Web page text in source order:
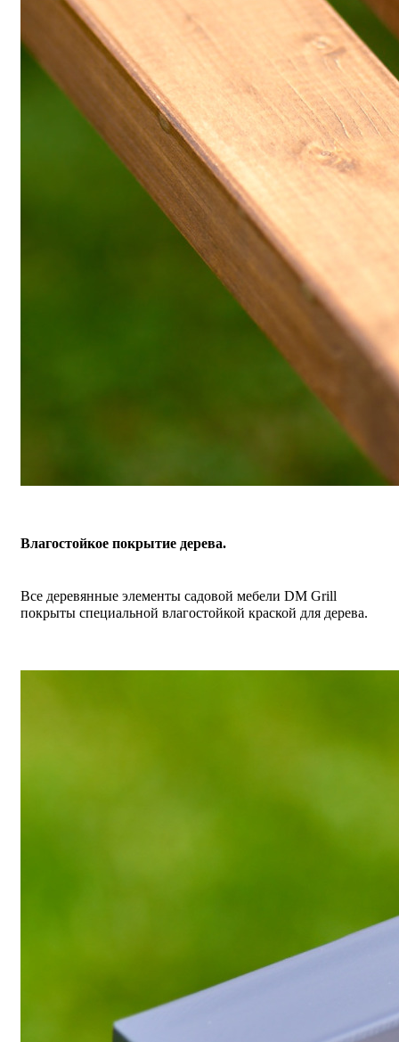
Влагостойкое покрытие дерева.
Все деревянные элементы садовой мебели DM Grill
покрыты специальной влагостойкой краской для дерева.